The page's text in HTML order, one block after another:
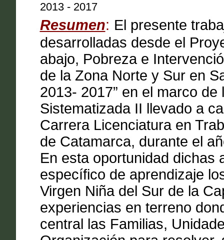
2013 - 2017
Resumen: El presente
desarrolladas desde el
abajo, Pobreza e
de la Zona Norte y Sur en
2013- 2017” en el marco
Sistematizada II llevado a
Carrera Licenciatura en
de Catamarca, durante el
En esta oportunidad dichas
específico de aprendizaje
Virgen Niña del Sur de la
experiencias en terreno
central las Familias,